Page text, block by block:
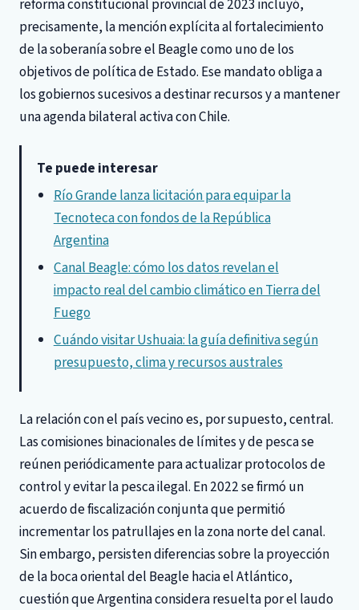
reforma constitucional provincial de 2023 incluyó,
precisamente, la mención explícita al fortalecimiento
de la soberanía sobre el Beagle como uno de los
objetivos de política de Estado. Ese mandato obliga a
los gobiernos sucesivos a destinar recursos y a mantener
una agenda bilateral activa con Chile.
Te puede interesar
Río Grande lanza licitación para equipar la
Tecnoteca con fondos de la República
Argentina
Canal Beagle: cómo los datos revelan el
impacto real del cambio climático en Tierra del
Fuego
Cuándo visitar Ushuaia: la guía definitiva según
presupuesto, clima y recursos australes
La relación con el país vecino es, por supuesto, central.
Las comisiones binacionales de límites y de pesca se
reúnen periódicamente para actualizar protocolos de
control y evitar la pesca ilegal. En 2022 se firmó un
acuerdo de fiscalización conjunta que permitió
incrementar los patrullajes en la zona norte del canal.
Sin embargo, persisten diferencias sobre la proyección
de la boca oriental del Beagle hacia el Atlántico,
cuestión que Argentina considera resuelta por el laudo